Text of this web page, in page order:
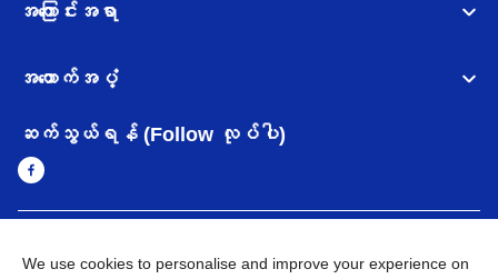
အကြောင်းအရာ
အထောက်အပံ့
ဆက်သွယ်ရန် (Follow လုပ်ပါ)
We use cookies to personalise and improve your experience on